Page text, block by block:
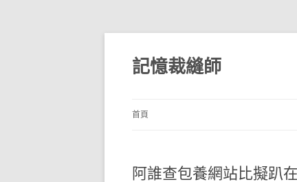
跳
主
要
內
記憶裁縫師
首頁
阿誰查包養網站比擬趴